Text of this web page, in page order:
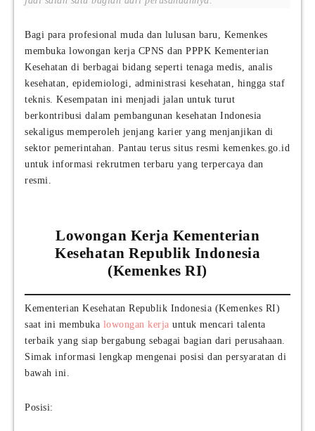
Bagi para profesional muda dan lulusan baru, Kemenkes
membuka lowongan kerja CPNS dan PPPK Kementerian
Kesehatan di berbagai bidang seperti tenaga medis, analis
kesehatan, epidemiologi, administrasi kesehatan, hingga staf
teknis. Kesempatan ini menjadi jalan untuk turut
berkontribusi dalam pembangunan kesehatan Indonesia
sekaligus memperoleh jenjang karier yang menjanjikan di
sektor pemerintahan. Pantau terus situs resmi kemenkes.go.id
untuk informasi rekrutmen terbaru yang terpercaya dan
resmi.
Lowongan Kerja Kementerian
Kesehatan Republik Indonesia
(Kemenkes RI)
Kementerian Kesehatan Republik Indonesia (Kemenkes RI)
saat ini membuka lowongan kerja untuk mencari talenta
terbaik yang siap bergabung sebagai bagian dari perusahaan.
Simak informasi lengkap mengenai posisi dan persyaratan di
bawah ini.
Posisi: